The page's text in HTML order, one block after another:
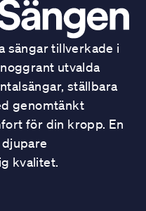
sängar tillverkade i
utvalda
ställbara
genomtänkt
för din kropp. En
kvalitet.